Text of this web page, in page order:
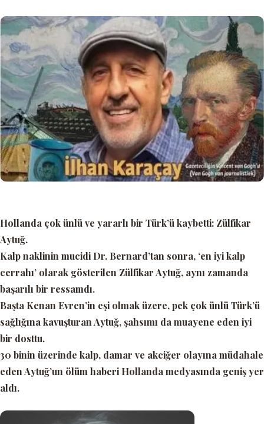
Hollanda çok ünlü ve yararlı bir Türk’ü kaybetti: Zülfikar
Aytuğ.
Kalp naklinin mucidi Dr. Bernard’tan sonra, ‘en iyi kalp
cerrahı’ olarak gösterilen Zülfikar Aytuğ, aynı zamanda
başarılı bir ressamdı.
Başta Kenan Evren’in eşi olmak üzere, pek çok ünlü Türk’ü
sağlığına kavuşturan Aytuğ, şahsımı da muayene eden iyi
bir dosttu.
30 binin üzerinde kalp, damar ve akciğer olayına müdahale
eden Aytuğ’un ölüm haberi Hollanda medyasında geniş yer
aldı.